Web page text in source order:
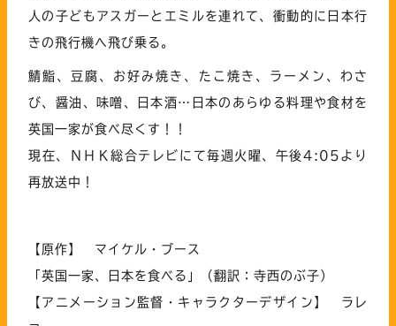
人の子どもアスガーとエミルを連れて、衝動的に日本行
きの飛行機へ飛び乗る。
鯖鮨、豆腐、お好み焼き、たこ焼き、ラーメン、わさ
び、醤油、味噌、日本酒…日本のあらゆる料理や食材を
英国一家が食べ尽くす！！
現在、ＮＨＫ総合テレビにて毎週火曜、午後4:05より
再放送中！
【原作】 マイケル・ブース
「英国一家、日本を食べる」（翻訳：寺西のぶ子）
【アニメーション監督・キャラクターデザイン】 ラレ